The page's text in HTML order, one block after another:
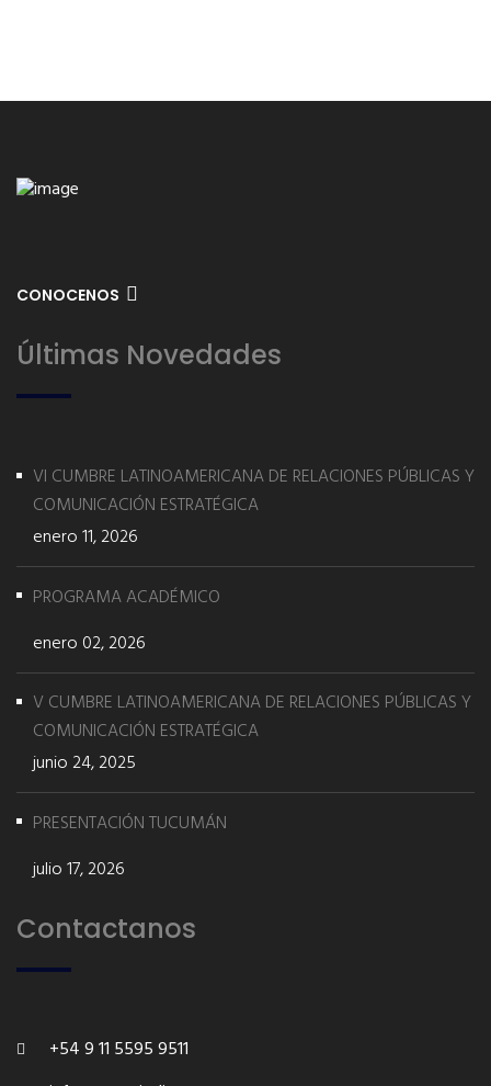
CONOCENOS
Últimas Novedades
VI CUMBRE LATINOAMERICANA DE RELACIONES PÚBLICAS Y
COMUNICACIÓN ESTRATÉGICA
enero 11, 2026
PROGRAMA ACADÉMICO
enero 02, 2026
V CUMBRE LATINOAMERICANA DE RELACIONES PÚBLICAS Y
COMUNICACIÓN ESTRATÉGICA
junio 24, 2025
PRESENTACIÓN TUCUMÁN
julio 17, 2026
Contactanos
+54 9 11 5595 9511